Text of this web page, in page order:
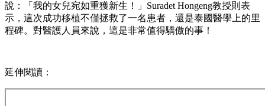
說：「我的女兒宛如重獲新生！」Suradet Hongeng教授則表
示，這次成功移植不僅拯救了一名患者，還是泰國醫學上的里
程碑。對醫護人員來說，這是非常值得驕傲的事！
延伸閱讀：